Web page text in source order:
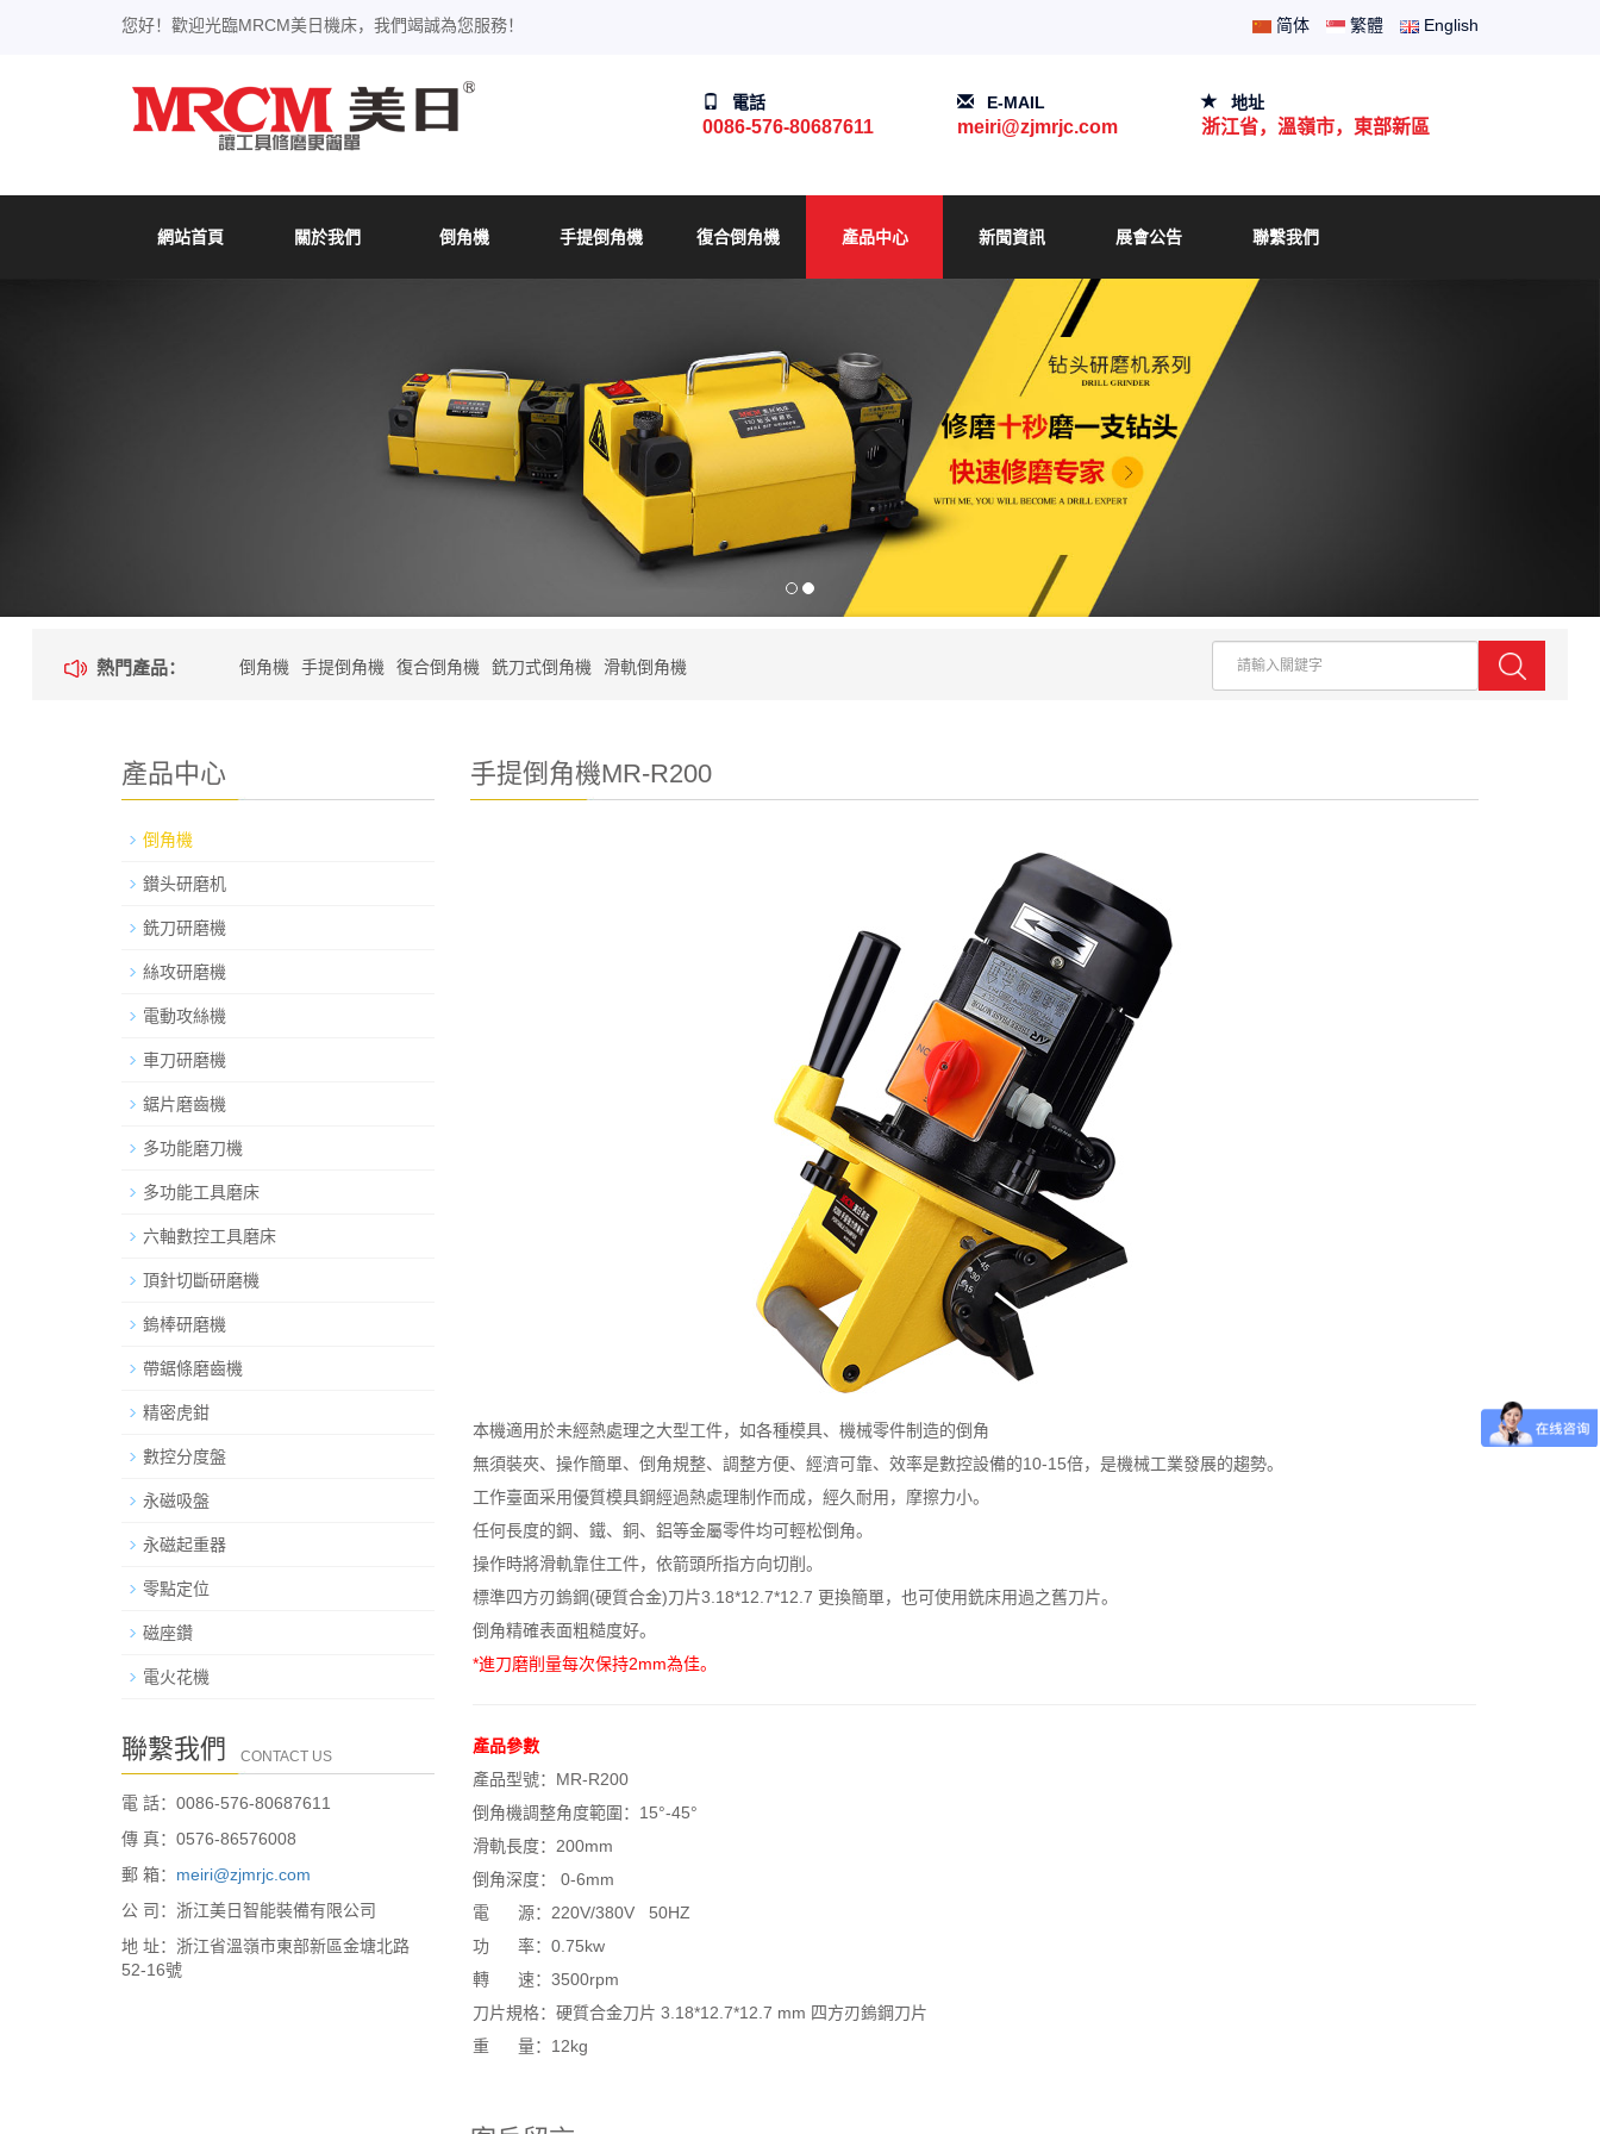
您好！歡迎光臨MRCM美日機床，我們竭誠為您服務！ 简体 繁體 English
電話
0086-576-80687611
E-MAIL
meiri@zjmrjc.com
地址
浙江省，溫嶺市，東部新區
網站首頁 關於我們 倒角機 手提倒角機 復合倒角機 產品中心 新聞資訊 展會公告 聯繫我們
熱門產品： 倒角機 手提倒角機 復合倒角機 銑刀式倒角機 滑軌倒角機
手提倒角機MR-R200
本機適用於未經熱處理之大型工件，如各種模具、機械零件制造的倒角
無須裝夾、操作簡單、倒角規整、調整方便、經濟可靠、效率是數控設備的10-15倍，是機械工業發展的趨勢。
工作臺面采用優質模具鋼經過熱處理制作而成，經久耐用，摩擦力小。
任何長度的鋼、鐵、銅、鋁等金屬零件均可輕松倒角。
操作時將滑軌靠住工件，依箭頭所指方向切削。
標準四方刃鎢鋼(硬質合金)刀片3.18*12.7*12.7 更換簡單，也可使用銑床用過之舊刀片。
倒角精確表面粗糙度好。
*進刀磨削量每次保持2mm為佳。
產品參數
產品型號：MR-R200
倒角機調整角度範圍：15°-45°
滑軌長度：200mm
倒角深度： 0-6mm
電 源：220V/380V 50HZ
功 率：0.75kw
轉 速：3500rpm
刀片規格：硬質合金刀片 3.18*12.7*12.7 mm 四方刃鎢鋼刀片
重 量：12kg
產品中心
倒角機
鑚头研磨机
銑刀研磨機
絲攻研磨機
電動攻絲機
車刀研磨機
鋸片磨齒機
多功能磨刀機
多功能工具磨床
六軸數控工具磨床
頂針切斷研磨機
鎢棒研磨機
帶鋸條磨齒機
精密虎鉗
數控分度盤
永磁吸盤
永磁起重器
零點定位
磁座鑽
電火花機
聯繫我們 CONTACT US
電 話：0086-576-80687611
傳 真：0576-86576008
郵 箱： meiri@zjmrjc.com
公 司：浙江美日智能裝備有限公司
地 址：浙江省溫嶺市東部新區金塘北路
52-16號